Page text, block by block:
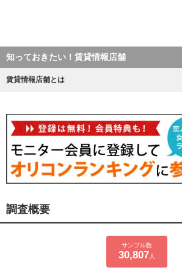
知っておきたい！賃貸情報店舗
賃貸情報店舗とは
調査概要
サンプル数
30,807人